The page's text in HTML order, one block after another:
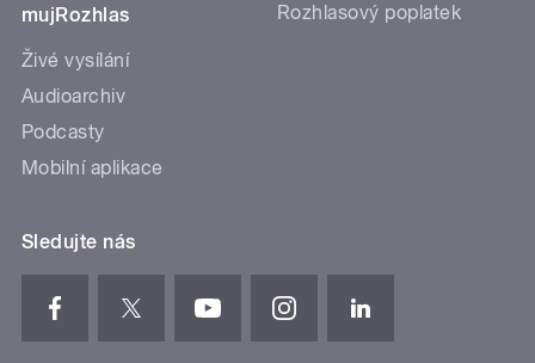
mujRozhlas
Živé vysílání
Audioarchiv
Podcasty
Mobilní aplikace
Rozhlasový poplatek
Sledujte nás